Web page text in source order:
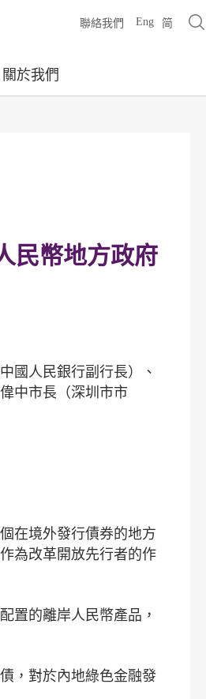
聯絡我們 Eng 简
關於我們
民幣地方政府
國人民銀行副行長）、
中市長（深圳市市
在境外發行債券的地方
為改革開放先行者的作
置的離岸人民幣產品，
，對於內地綠色金融發